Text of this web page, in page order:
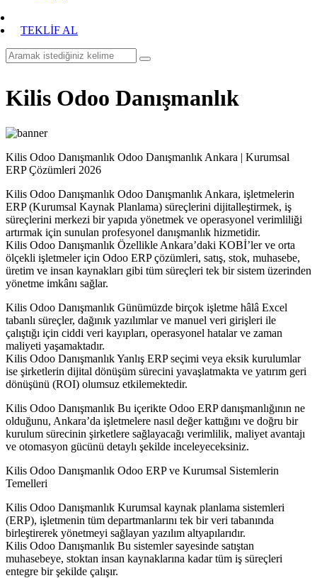
TEKLİF AL
Kilis Odoo Danışmanlık
Kilis Odoo Danışmanlık Odoo Danışmanlık Ankara | Kurumsal
ERP Çözümleri 2026
Kilis Odoo Danışmanlık Odoo Danışmanlık Ankara, işletmelerin
ERP (Kurumsal Kaynak Planlama) süreçlerini dijitalleştirmek, iş
süreçlerini merkezi bir yapıda yönetmek ve operasyonel verimliliği
artırmak için sunulan profesyonel danışmanlık hizmetidir.
Kilis Odoo Danışmanlık Özellikle Ankara’daki KOBİ’ler ve orta
ölçekli işletmeler için Odoo ERP çözümleri, satış, stok, muhasebe,
üretim ve insan kaynakları gibi tüm süreçleri tek bir sistem üzerinden
yönetme imkânı sağlar.
Kilis Odoo Danışmanlık Günümüzde birçok işletme hâlâ Excel
tabanlı süreçler, dağınık yazılımlar ve manuel veri girişleri ile
çalıştığı için ciddi veri kayıpları, operasyonel hatalar ve zaman
maliyeti yaşamaktadır.
Kilis Odoo Danışmanlık Yanlış ERP seçimi veya eksik kurulumlar
ise şirketlerin dijital dönüşüm sürecini yavaşlatmakta ve yatırım geri
dönüşünü (ROI) olumsuz etkilemektedir.
Kilis Odoo Danışmanlık Bu içerikte Odoo ERP danışmanlığının ne
olduğunu, Ankara’da işletmelere nasıl değer kattığını ve doğru bir
kurulum sürecinin şirketlere sağlayacağı verimlilik, maliyet avantajı
ve otomasyon gücünü detaylı şekilde inceleyeceksiniz.
Kilis Odoo Danışmanlık Odoo ERP ve Kurumsal Sistemlerin
Temelleri
Kilis Odoo Danışmanlık Kurumsal kaynak planlama sistemleri
(ERP), işletmenin tüm departmanlarını tek bir veri tabanında
birleştirerek yönetmeyi sağlayan yazılım altyapılarıdır.
Kilis Odoo Danışmanlık Bu sistemler sayesinde satıştan
muhasebeye, stoktan insan kaynaklarına kadar tüm iş süreçleri
entegre bir şekilde çalışır.